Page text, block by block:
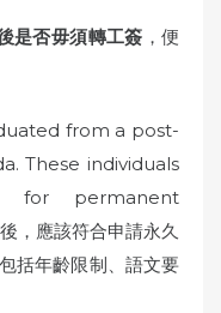
是否毋須轉工簽 ，便
from a post-
These individuals
for permanent
，應該符合申請永久
括年齡限制、語文要